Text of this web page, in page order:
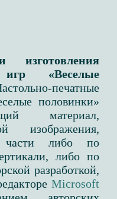
изготовления
игр «Веселые
печатные
половинки»
материал,
изображения,
части либо по
либо по
разработкой,
Microsoft